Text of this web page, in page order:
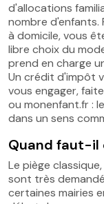
d'allocations
nombre d'enfants.
à domicile, vous
libre choix du
prend en charge
Un crédit d'impôt
vous engager,
ou monenfant.fr :
dans un sens
Quand faut-il
Le piège
sont très
certaines mairies